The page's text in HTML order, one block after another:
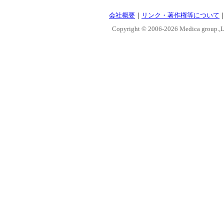
会社概要 ｜ リンク・著作権等について
Copyright © 2006-2026 Medica